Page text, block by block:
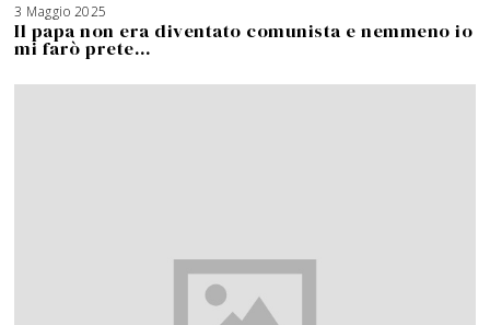
3 Maggio 2025
Il papa non era diventato comunista e nemmeno io
mi farò prete…